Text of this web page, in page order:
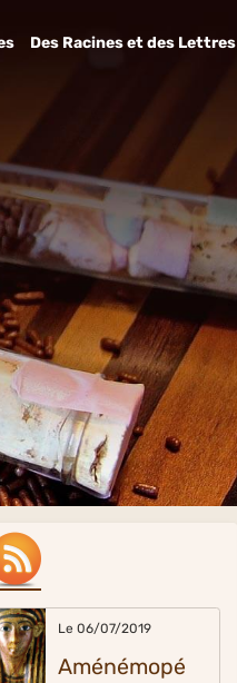
Des Racines et des Lettres
Le 06/07/2019
Aménémopé